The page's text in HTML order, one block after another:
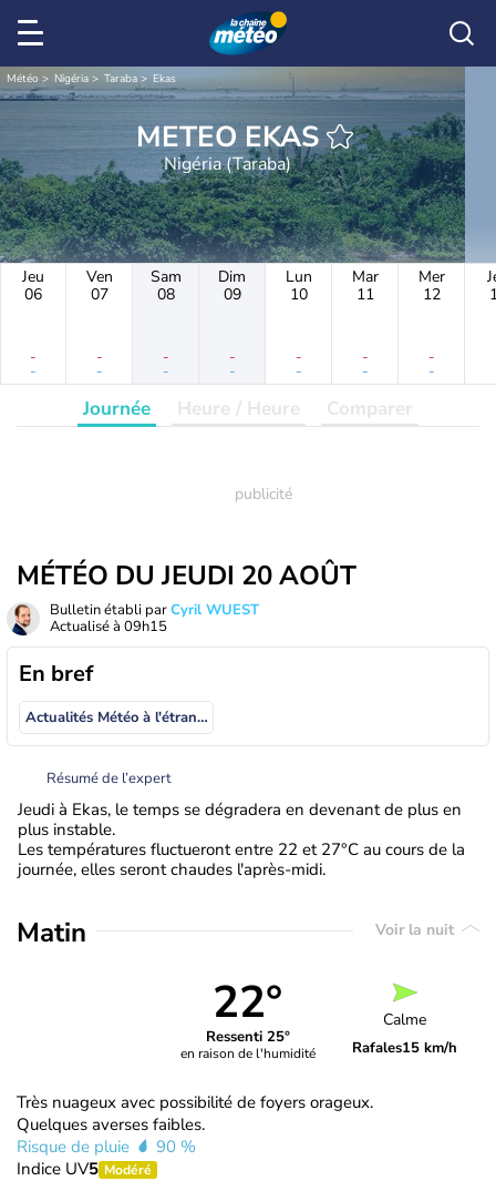
Météo Nigéria Taraba Ekas
METEO EKAS
Nigéria (Taraba)
Jeu
06
-
-
Ven
07
-
-
Sam
08
-
-
Dim
09
-
-
Lun
10
-
-
Mar
11
-
-
Mer
12
-
-
Journée Heure / Heure Comparer
MÉTÉO DU JEUDI 20 AOÛT
Bulletin établi parCyril WUEST
Actualisé à 09h15
En bref
Actualités Météo à l'étranger
Résumé de l’expert
Jeudi à Ekas, le temps se dégradera en devenant de plus en
plus instable.
Les températures fluctueront entre 22 et 27°C au cours de la
journée, elles seront chaudes l'après-midi.
Matin Voir la nuit
22°
Ressenti 25°
en raison de l'humidité
Calme
Rafales15 km/h
Très nuageux avec possibilité de foyers orageux.
Quelques averses faibles.
Risque de pluie
90 %
Indice UV5 Modéré